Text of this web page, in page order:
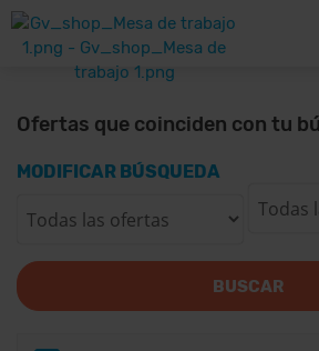
Ofertas que coinciden con tu
MODIFICAR BÚSQUEDA
BUSCAR